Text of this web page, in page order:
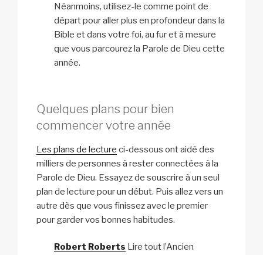
Néanmoins, utilisez-le comme point de
départ pour aller plus en profondeur dans la
Bible et dans votre foi, au fur et à mesure
que vous parcourez la Parole de Dieu cette
année.
Quelques plans pour bien
commencer votre année
Les plans de lecture ci-dessous ont aidé des
milliers de personnes à rester connectées à la
Parole de Dieu. Essayez de souscrire à un seul
plan de lecture pour un début. Puis allez vers un
autre dès que vous finissez avec le premier
pour garder vos bonnes habitudes.
Robert Roberts Lire tout l’Ancien